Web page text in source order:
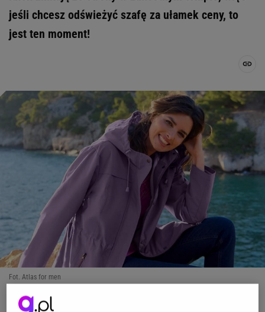
jeśli chcesz odświeżyć szafę za ułamek ceny, to
jest ten moment!
Fot. Atlas for men